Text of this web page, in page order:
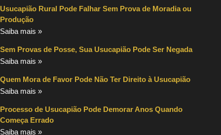
Usucapião Rural Pode Falhar Sem Prova de Moradia ou
Produção
Saiba mais »
Sem Provas de Posse, Sua Usucapião Pode Ser Negada
Saiba mais »
Quem Mora de Favor Pode Não Ter Direito à Usucapião
Saiba mais »
Processo de Usucapião Pode Demorar Anos Quando
Começa Errado
Saiba mais »